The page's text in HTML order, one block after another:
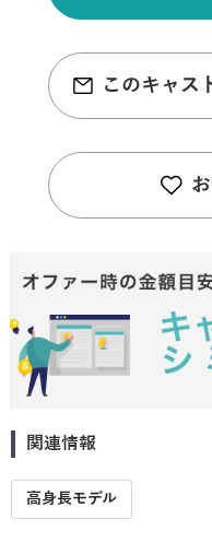
このキャス
関連情報
高身長モデル